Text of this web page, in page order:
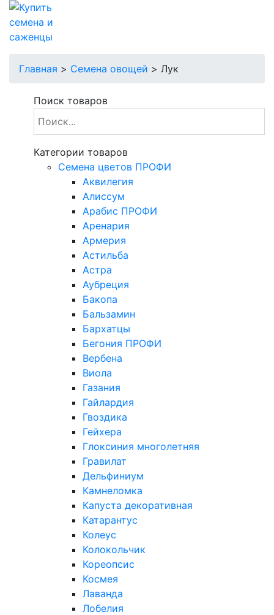
Главная > Семена овощей > Лук
Поиск товаров
Категории товаров
Cемена цветов ПРОФИ
Аквилегия
Алиссум
Арабис ПРОФИ
Аренария
Армерия
Астильба
Астра
Аубреция
Бакопа
Бальзамин
Бархатцы
Бегония ПРОФИ
Вербена
Виола
Газания
Гайлардия
Гвоздика
Гейхера
Глоксиния многолетняя
Гравилат
Дельфиниум
Камнеломка
Капуста декоративная
Катарантус
Колеус
Колокольчик
Кореопсис
Космея
Лаванда
Лобелия